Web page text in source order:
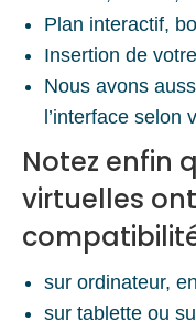
Plan interactif,
Insertion de
Nous avons
l’interface selon
Notez enfin
virtuelles
sur ordinateur,
sur tablette ou